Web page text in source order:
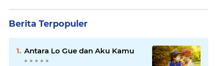
Berita Terpopuler
Antara Lo Gue dan Aku Kamu